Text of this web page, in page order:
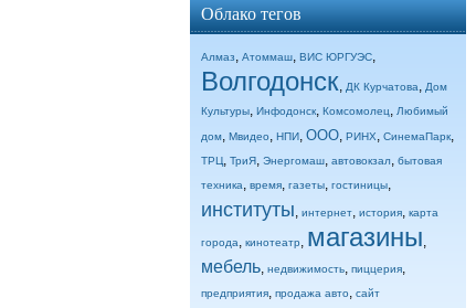
Облако тегов
Алмаз, Атоммаш, ВИС ЮРГУЭС,
Волгодонск, ДК Курчатова, Дом
Культуры, Инфодонск, Комсомолец, Любимый
дом, Мвидео, НПИ, ООО, РИНХ, СинемаПарк,
ТРЦ, ТриЯ, Энергомаш, автовокзал, бытовая
техника, время, газеты, гостиницы,
институты, интернет, история, карта
города, кинотеатр, магазины,
мебель, недвижимость, пиццерия,
предприятия, продажа авто, сайт